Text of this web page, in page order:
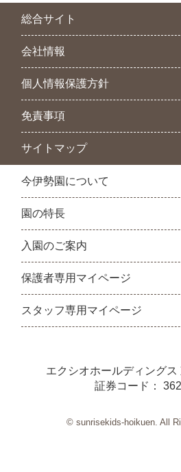
総合サイト
会社情報
個人情報保護方針
免責事項
サイトマップ
今伊勢園について
園の特長
入園のご案内
保護者専用マイページ
スタッフ専用マイページ
エクシオホールディングス
証券コード：
© sunrisekids-hoikuen. All